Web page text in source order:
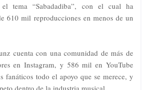
el tema “Sabadadiba”, con el cual ha
610 mil reproducciones en menos de un
cuenta con una comunidad de más de
en Instagram, y 586 mil en YouTube
fanáticos todo el apoyo que se merece, y
dentro de la industria musical.